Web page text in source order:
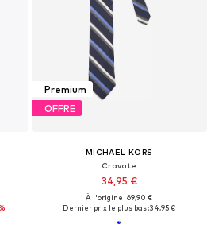
Premium
OFFRE
MICHAEL KORS
Cravate
34,95 €
À l'origine : 69,90 €
Dernier prix le plus bas :34,95 €